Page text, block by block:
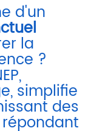
d'un
la
?
simplifie
des